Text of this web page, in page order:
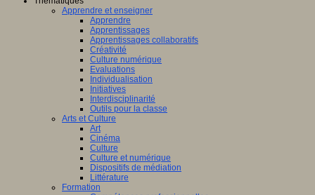
Apprendre et enseigner
Apprendre
Apprentissages
Apprentissages collaboratifs
Créativité
Culture numérique
Evaluations
Individualisation
Initiatives
Interdisciplinarité
Outils pour la classe
Arts et Culture
Art
Cinéma
Culture
Culture et numérique
Dispositifs de médiation
Littérature
Formation